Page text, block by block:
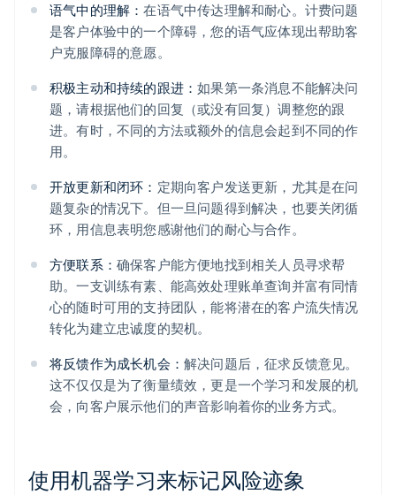
语气中的理解：在语气中传达理解和耐心。计费问题
是客户体验中的一个障碍，您的语气应体现出帮助客
户克服障碍的意愿。
积极主动和持续的跟进：如果第一条消息不能解决问
题，请根据他们的回复（或没有回复）调整您的跟
进。有时，不同的方法或额外的信息会起到不同的作
用。
开放更新和闭环： 定期向客户发送更新，尤其是在问
题复杂的情况下。但一旦问题得到解决，也要关闭循
环，用信息表明您感谢他们的耐心与合作。
方便联系： 确保客户能方便地找到相关人员寻求帮
助。一支训练有素、能高效处理账单查询并富有同情
心的随时可用的支持团队，能将潜在的客户流失情况
转化为建立忠诚度的契机。
将反馈作为成长机会： 解决问题后，征求反馈意见。
这不仅仅是为了衡量绩效，更是一个学习和发展的机
会，向客户展示他们的声音影响着你的业务方式。
使用机器学习来标记风险迹象